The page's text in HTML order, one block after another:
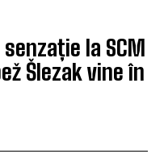
la SCM
Šlezak vine în